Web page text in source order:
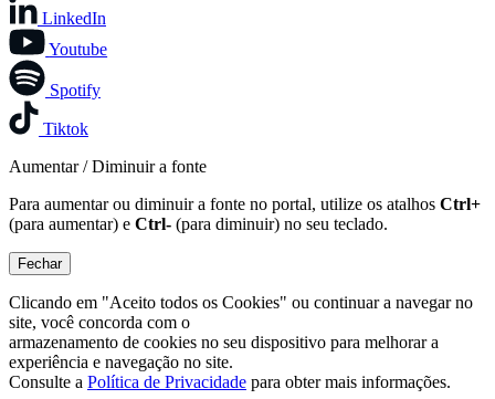
LinkedIn
Youtube
Spotify
Tiktok
Aumentar / Diminuir a fonte
Para aumentar ou diminuir a fonte no portal, utilize os atalhos Ctrl+
(para aumentar) e Ctrl- (para diminuir) no seu teclado.
Fechar
Clicando em "Aceito todos os Cookies" ou continuar a navegar no
site, você concorda com o
armazenamento de cookies no seu dispositivo para melhorar a
experiência e navegação no site.
Consulte a Política de Privacidade para obter mais informações.